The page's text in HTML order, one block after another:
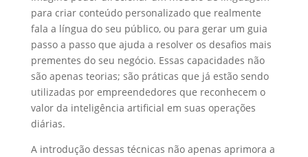
para criar conteúdo personalizado que realmente
fala a língua do seu público, ou para gerar um guia
passo a passo que ajuda a resolver os desafios mais
prementes do seu negócio. Essas capacidades não
são apenas teorias; são práticas que já estão sendo
utilizadas por empreendedores que reconhecem o
valor da inteligência artificial em suas operações
diárias.
A introdução dessas técnicas não apenas aprimora a